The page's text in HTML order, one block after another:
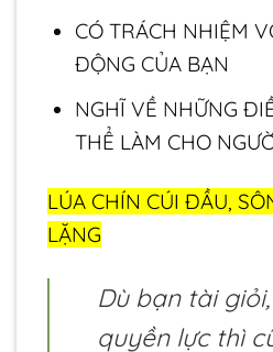
CÓ TRÁCH NHIỆM
ĐỘNG CỦA BẠN
NGHĨ VỀ NHỮNG
THỂ LÀM CHO
LÚA CHÍN CÚI ĐẦU,
LẶNG
Dù bạn tài
quyền lực thì